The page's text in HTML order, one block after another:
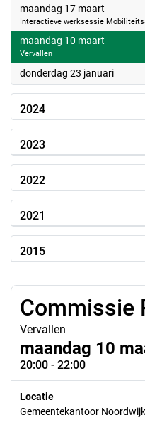
maandag 17 maart
Interactieve werksessie
maandag 10 maart
Vervallen
donderdag 23 januari2025
2024
2023
2022
2021
2015
Commissie
Vervallen
maandag 10
20:00 - 22:00
Locatie
Gemeentekantoor